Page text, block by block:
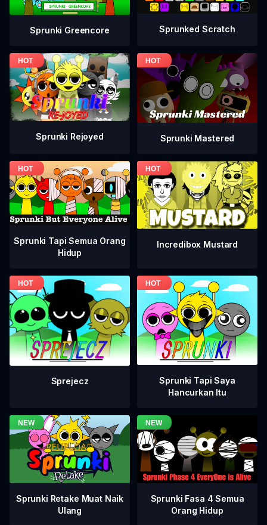
Sprunki Greencore Sprunked Scratch
Sprunki Rejoyed Sprunki Mastered
Sprunki Tapi Semua Orang
Hidup
Incredibox Mustard
Sprejecz
Sprunki Tapi Saya
Hancurkan Itu
Sprunki Retake Muat Naik
Ulang
Sprunki Fasa 4 Semua
Orang Hidup